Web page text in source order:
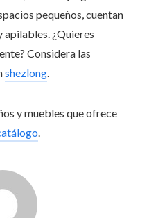
pequeños, cuentan
apilables. ¿Quieres
Considera las
shezlong.
y muebles que ofrece
.